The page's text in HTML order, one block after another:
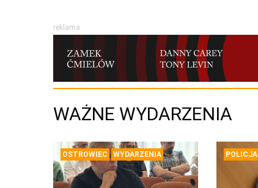
reklama
WAŻNE WYDARZENIA
OSTROWIEC WYDARZENIA POLICJA